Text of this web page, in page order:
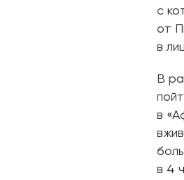
с
от
в
В
в
в 4